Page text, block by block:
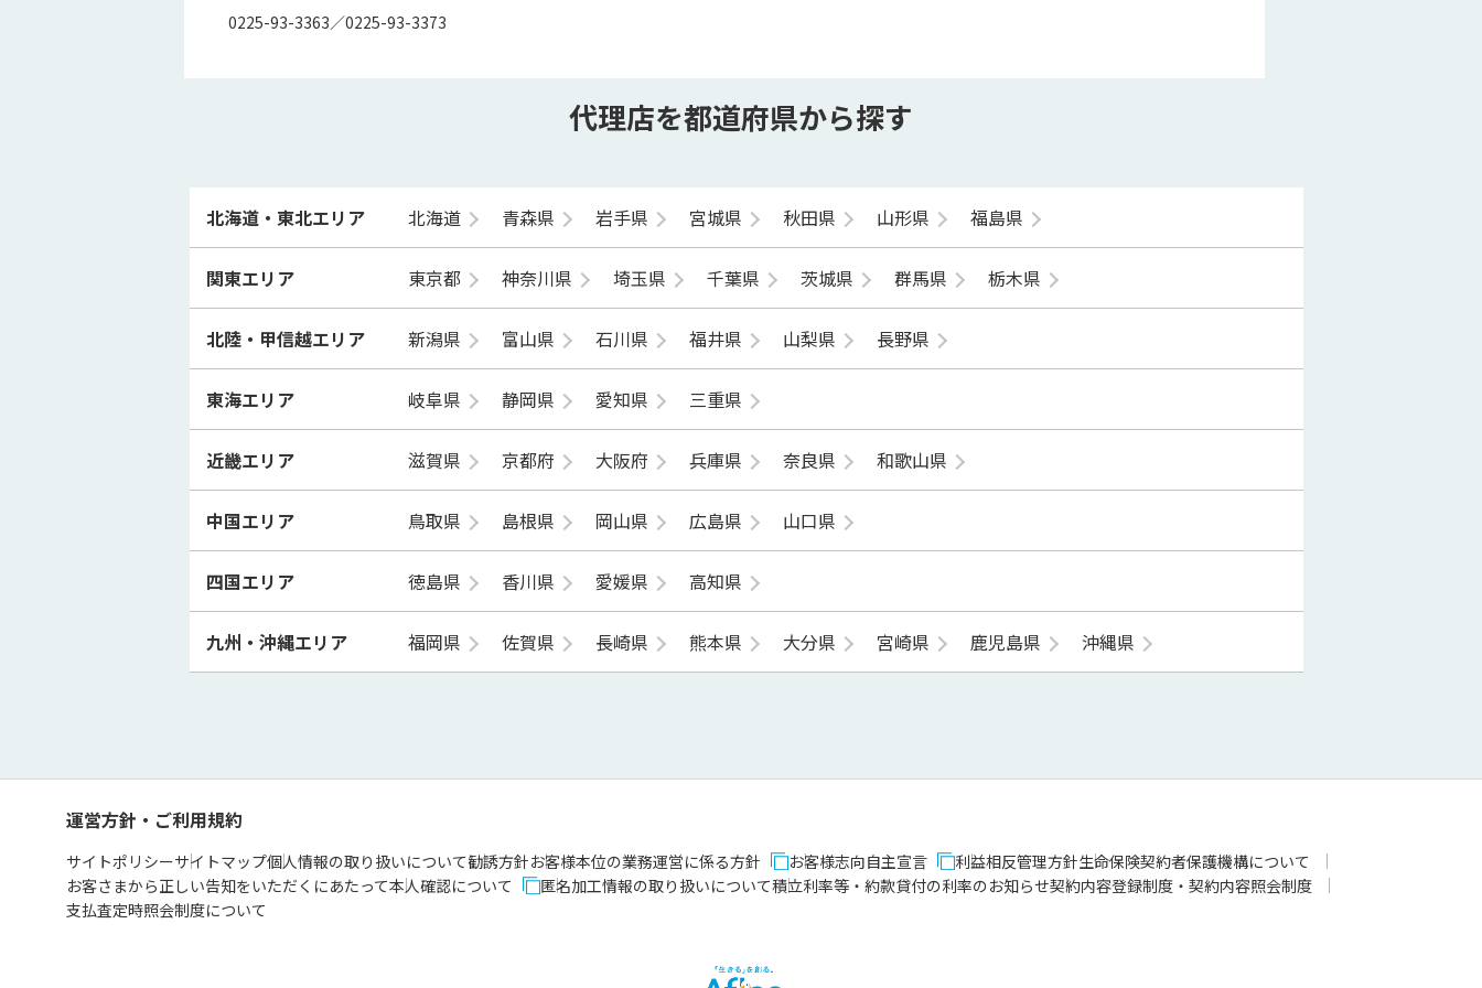
0225-93-3363／0225-93-3373
代理店を都道府県から探す
北海道・東北エリア 北海道 青森県 岩手県 宮城県 秋田県 山形県 福島県
関東エリア 東京都 神奈川県 埼玉県 千葉県 茨城県 群馬県 栃木県
北陸・甲信越エリア 新潟県 富山県 石川県 福井県 山梨県 長野県
東海エリア 岐阜県 静岡県 愛知県 三重県
近畿エリア 滋賀県 京都府 大阪府 兵庫県 奈良県 和歌山県
中国エリア 鳥取県 島根県 岡山県 広島県 山口県
四国エリア 徳島県 香川県 愛媛県 高知県
九州・沖縄エリア 福岡県 佐賀県 長崎県 熊本県 大分県 宮崎県 鹿児島県 沖縄県
運営方針・ご利用規約
サイトポリシーサイトマップ個人情報の取り扱いについて勧誘方針お客様本位の業務運営に係る方針 お客様志向自主宣言 利益相反管理方針生命保険契約者保護機構について
お客さまから正しい告知をいただくにあたって本人確認について 匿名加工情報の取り扱いについて積立利率等・約款貸付の利率のお知らせ契約内容登録制度・契約内容照会制度
支払査定時照会制度について